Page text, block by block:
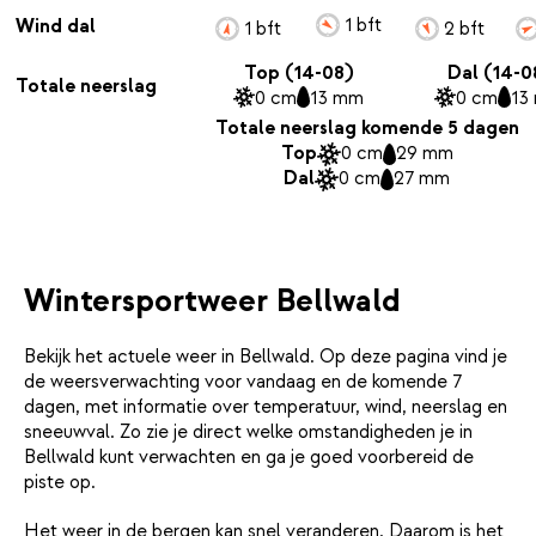
Wind dal
Totale neerslag
1 bft 1 bft
2 bft
Top (14-08)
0 cm 13 mm
Dal (14-
0 cm 13
Totale neerslag komende 5 dagen
Top
0 cm 29 mm
Dal
0 cm 27 mm
Wintersportweer Bellwald
Bekijk het actuele weer in Bellwald. Op deze pagina vind je
de weersverwachting voor vandaag en de komende 7
dagen, met informatie over temperatuur, wind, neerslag en
sneeuwval. Zo zie je direct welke omstandigheden je in
Bellwald kunt verwachten en ga je goed voorbereid de
piste op.
Het weer in de bergen kan snel veranderen. Daarom is het